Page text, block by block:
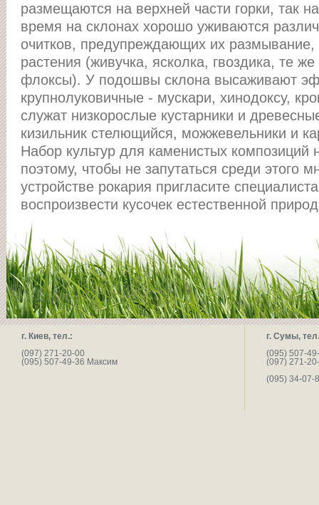
размещаются на верхней части горки, так
время на склонах хорошо уживаются
очитков, предупреждающих их размывание,
растения (живучка, ясколка, гвоздика, те
флоксы). У подошвы склона высаживают
крупнолуковичные - мускари, хинодоксу,
служат низкорослые кустарники и
кизильник стелющийся, можжевельники и
Набор культур для каменистых композиций
поэтому, чтобы не запутаться среди этого
устройстве рокария пригласите
воспроизвести кусочек естественной
г. Киев, тел.:
(097) 271-20-00
(095) 507-49-36 Максим
г. Сумы,
(095) 507-
(097) 271-
(095) 34-07-